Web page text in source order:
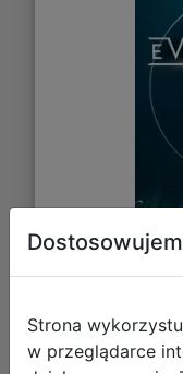
Strona
w przeglądarce